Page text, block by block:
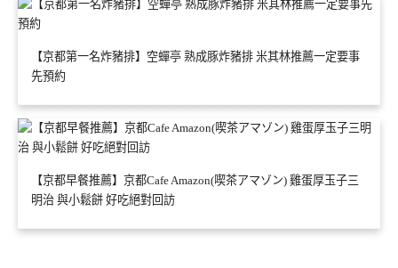
【京都第一名炸豬排】空蟬亭 熟成豚炸豬排 米其林推薦一定要事
先預約
【京都早餐推薦】京都Cafe Amazon(喫茶アマゾン) 雞蛋厚玉子三
明治 與小鬆餅 好吃絕對回訪